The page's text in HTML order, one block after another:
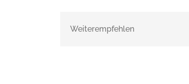
Weiterempfehlen